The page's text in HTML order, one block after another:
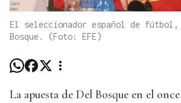
El seleccionador español de fútbol,
Bosque. (Foto: EFE)
La apuesta de Del Bosque en el